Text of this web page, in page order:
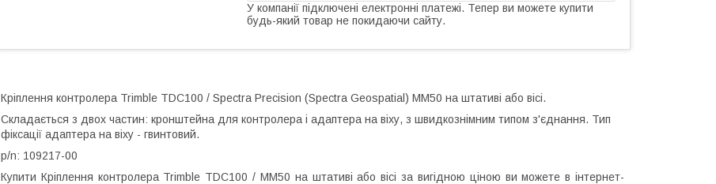
У компанії підключені електронні платежі. Тепер ви можете купити
будь-який товар не покидаючи сайту.
Кріплення контролера Trimble TDC100 / Spectra Precision (Spectra Geospatial) MM50 на штативі або вісі.
Складається з двох частин: кронштейна для контролера і адаптера на віху, з швидкознімним типом з'єднання. Тип
фіксації адаптера на віху - гвинтовий.
p/n: 109217-00
Купити Кріплення контролера Trimble TDC100 / MM50 на штативі або вісі за вигідною ціною ви можете в інтернет-